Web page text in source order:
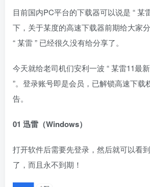
目前国内PC平台的下载器可以说是 “ 某
下，关于某度的高速下载器前期给大家
“ 某雷 ” 已经很久没有给分享了。
今天就给老司机们安利一波 “ 某雷11最
”。登录账号即是会员，已解锁高速下载
告。
01 迅雷（Windows）
打开软件后需要先登录，然后就可以看
了，而且永不到期！